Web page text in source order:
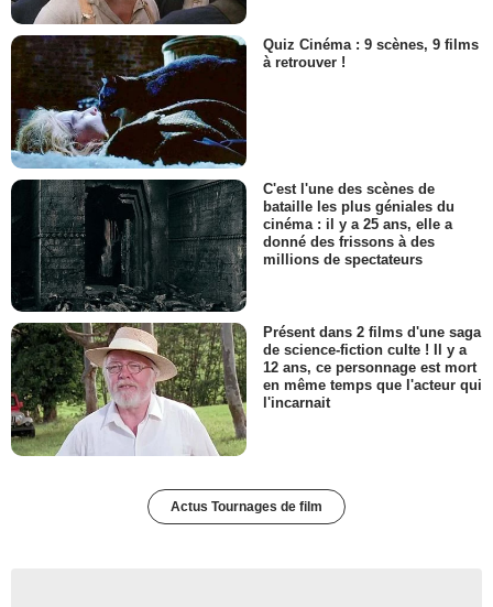
Quiz Cinéma : 9 scènes, 9 films
à retrouver !
C'est l'une des scènes de
bataille les plus géniales du
cinéma : il y a 25 ans, elle a
donné des frissons à des
millions de spectateurs
Présent dans 2 films d'une saga
de science-fiction culte ! Il y a
12 ans, ce personnage est mort
en même temps que l'acteur qui
l'incarnait
Actus Tournages de film